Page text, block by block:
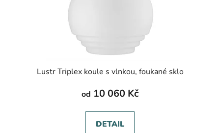
Lustr Triplex koule s vlnkou, foukané sklo
od 10 060 Kč
DETAIL